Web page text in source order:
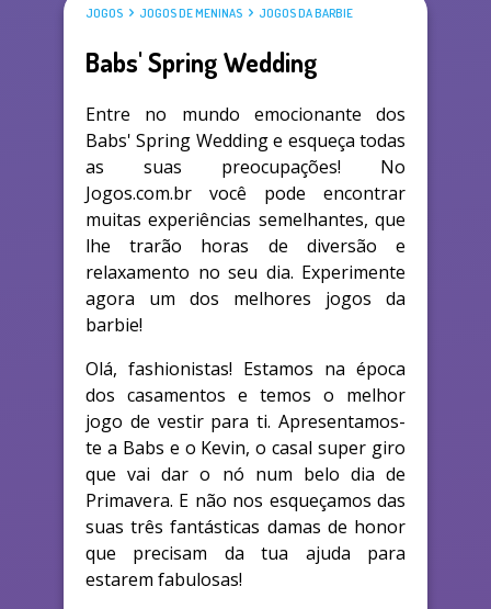
JOGOS JOGOS DE MENINAS JOGOS DA BARBIE
Babs' Spring Wedding
Entre no mundo emocionante dos
Babs' Spring Wedding e esqueça todas
as suas preocupações! No
Jogos.com.br você pode encontrar
muitas experiências semelhantes, que
lhe trarão horas de diversão e
relaxamento no seu dia. Experimente
agora um dos melhores jogos da
barbie!
Olá, fashionistas! Estamos na época
dos casamentos e temos o melhor
jogo de vestir para ti. Apresentamos-
te a Babs e o Kevin, o casal super giro
que vai dar o nó num belo dia de
Primavera. E não nos esqueçamos das
suas três fantásticas damas de honor
que precisam da tua ajuda para
estarem fabulosas!